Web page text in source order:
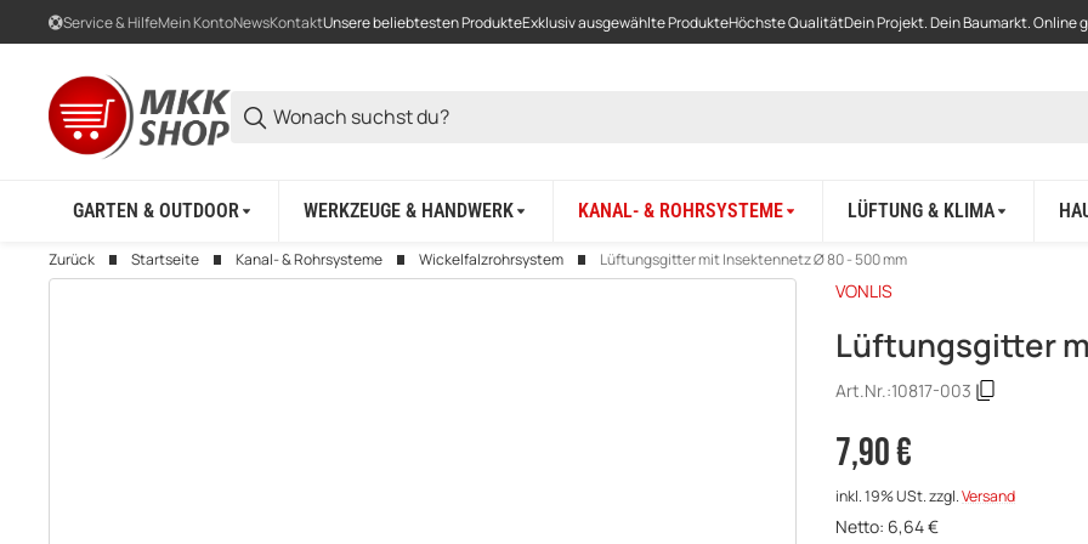
Service & HilfeMein KontoNewsKontaktUnsere beliebtesten ProdukteExklusiv ausgewählte ProdukteHöchste QualitätDein Projekt. Dein Baumarkt. Online
GARTEN & OUTDOOR WERKZEUGE & HANDWERK KANAL- & ROHRSYSTEME LÜFTUNG & KLIMA
Zurück Startseite Kanal- & Rohrsysteme Wickelfalzrohrsystem Lüftungsgitter mit Insektennetz Ø 80 - 500 mm
VONLIS
Lüftungsgitter
Art.Nr.:10817-003
7,90 €
inkl. 19% USt.zzgl.Versand
Netto: 6,64€